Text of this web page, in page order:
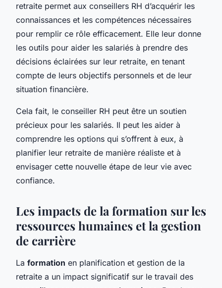
retraite permet aux conseillers RH d’acquérir les
connaissances et les compétences nécessaires
pour remplir ce rôle efficacement. Elle leur donne
les outils pour aider les salariés à prendre des
décisions éclairées sur leur retraite, en tenant
compte de leurs objectifs personnels et de leur
situation financière.
Cela fait, le conseiller RH peut être un soutien
précieux pour les salariés. Il peut les aider à
comprendre les options qui s’offrent à eux, à
planifier leur retraite de manière réaliste et à
envisager cette nouvelle étape de leur vie avec
confiance.
Les impacts de la formation sur les
ressources humaines et la gestion
de carrière
La formation en planification et gestion de la
retraite a un impact significatif sur le travail des